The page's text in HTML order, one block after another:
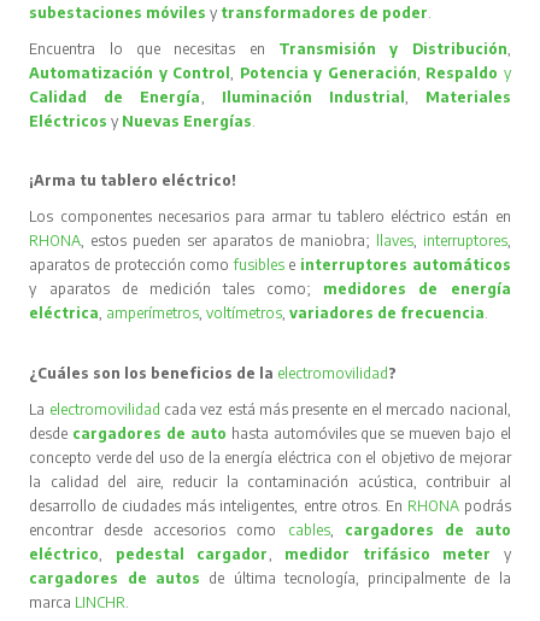
subestaciones móvilesy transformadores de poder.
Encuentra lo que necesitas en Transmisión y Distribución,
Automatización y Control, Potencia y Generación, Respaldo y
Calidad de Energía, Iluminación Industrial , Materiales
Eléctricos y Nuevas Energías.
¡Arma tu tablero eléctrico!
Los componentes necesarios para armar tu tablero eléctrico están en
RHONA, estos pueden ser aparatos de maniobra; llaves, interruptores,
aparatos de protección comofusibles e interruptores automáticos
y aparatos de medición tales como; medidores de energía
eléctrica, amperímetros,voltímetros,variadores de frecuencia.
¿Cuáles son los beneficios de la electromovilidad ?
La electromovilidad cada vez está más presente en el mercado nacional,
desde cargadores de auto hasta automóviles que se mueven bajo el
concepto verde del uso de la energía eléctrica con el objetivo de mejorar
la calidad del aire, reducir la contaminación acústica, contribuir al
desarrollo de ciudades más inteligentes, entre otros. En RHONA podrás
encontrar desde accesorios como cables, cargadores de auto
eléctrico, pedestal cargador, medidor trifásico meter
y
cargadores de autos de última tecnología, principalmente de la
marca LINCHR.